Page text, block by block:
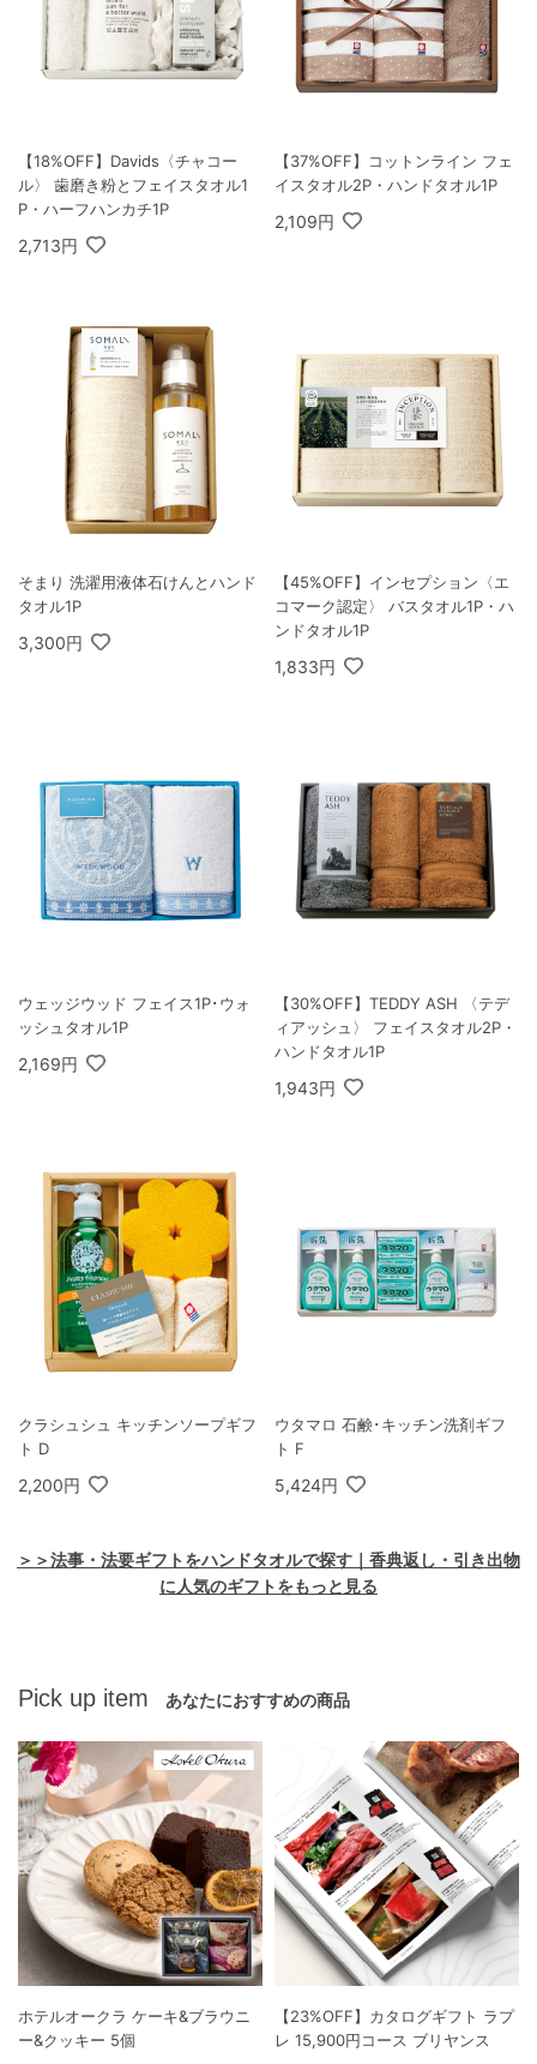
【18%OFF】Davids〈チャコー
ル〉 歯磨き粉とフェイスタオル1
P・ハーフハンカチ1P
2,713円
【37%OFF】コットンライン フェ
イスタオル2P・ハンドタオル1P
2,109円
そまり 洗濯用液体石けんとハンド
タオル1P
3,300円
【45%OFF】インセプション〈エ
コマーク認定〉 バスタオル1P・ハ
ンドタオル1P
1,833円
ウェッジウッド フェイス1P･ウォ
ッシュタオル1P
2,169円
【30%OFF】TEDDY ASH 〈テデ
ィアッシュ〉 フェイスタオル2P・
ハンドタオル1P
1,943円
クラシュシュ キッチンソープギフ
ト D
2,200円
ウタマロ 石鹸･キッチン洗剤ギフ
ト F
5,424円
＞＞法事・法要ギフトをハンドタオルで探す｜香典返し・引き出物
に人気のギフトをもっと見る
Pick up item あなたにおすすめの商品
ホテルオークラ ケーキ&ブラウニ
ー&クッキー 5個
【23%OFF】カタログギフト ラプ
レ 15,900円コース ブリヤンス